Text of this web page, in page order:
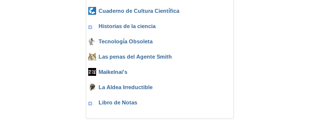
Cuaderno de Cultura Científica
Historias de la ciencia
Tecnología Obsoleta
Las penas del Agente Smith
Maikelnai's
La Aldea Irreductible
Libro de Notas